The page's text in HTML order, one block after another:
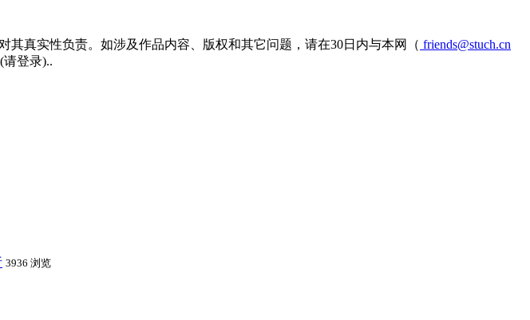
真实性负责。如涉及作品内容、版权和其它问题，请在30日内与本网（ friends@stuch.cn
登录)..
3936 浏览